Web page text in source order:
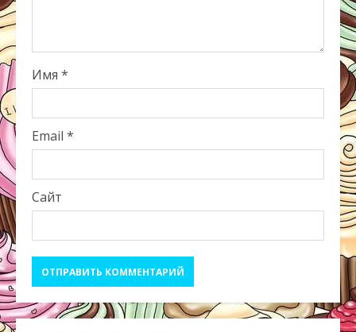
Имя *
Email *
Сайт